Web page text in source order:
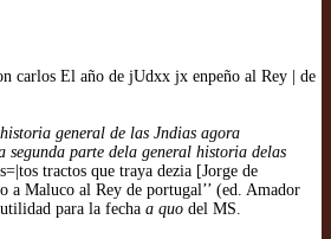
carlos El año de jUdxx jx enpeño al Rey | de
general de las Jndias agora
segunda parte dela general historia delas
tractos que traya dezia [Jorge de
a Maluco al Rey de portugal’’ (ed. Amador
para la fecha a quo del MS.